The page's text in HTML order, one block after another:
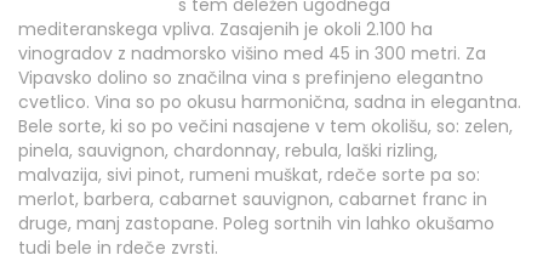
s tem deležen ugodnega
mediteranskega vpliva. Zasajenih je okoli 2.100 ha
vinogradov z nadmorsko višino med 45 in 300 metri. Za
Vipavsko dolino so značilna vina s prefinjeno elegantno
cvetlico. Vina so po okusu harmonična, sadna in elegantna.
Bele sorte, ki so po večini nasajene v tem okolišu, so: zelen,
pinela, sauvignon, chardonnay, rebula, laški rizling,
malvazija, sivi pinot, rumeni muškat, rdeče sorte pa so:
merlot, barbera, cabarnet sauvignon, cabarnet franc in
druge, manj zastopane. Poleg sortnih vin lahko okušamo
tudi bele in rdeče zvrsti.